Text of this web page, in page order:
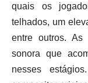
quais os
telhados, um
entre outros.
sonora que
nesses